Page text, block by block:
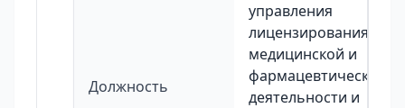
Должность
управления
лицензирования
медицинской и
фармацевтической
деятельности и